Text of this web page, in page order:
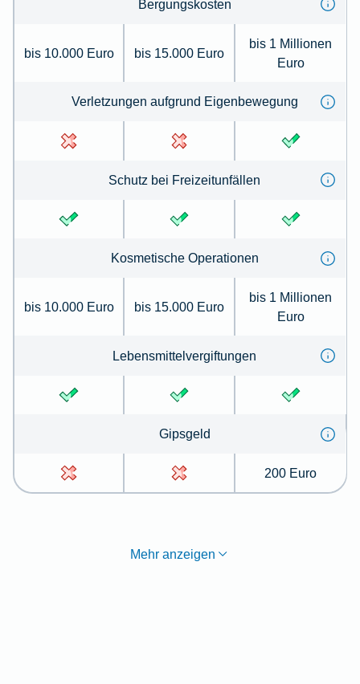
Bergungs­kosten
bis 10.000 Euro bis 15.000 Euro
bis 1 Millionen
Euro
Verletzungen auf­grund Eigen­bewegung
Schutz bei Frei­zeit­unfällen
Kosmetische Opera­tionen
bis 10.000 Euro bis 15.000 Euro
bis 1 Millionen
Euro
Lebens­mittel­ver­giftungen
Gips­geld
200 Euro
Mehr anzeigen